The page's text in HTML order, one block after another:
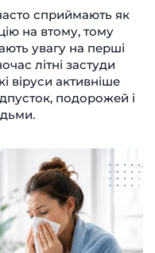
сприймають як
на втому, тому
увагу на перші
літні застуди
віруси активніше
подорожей і